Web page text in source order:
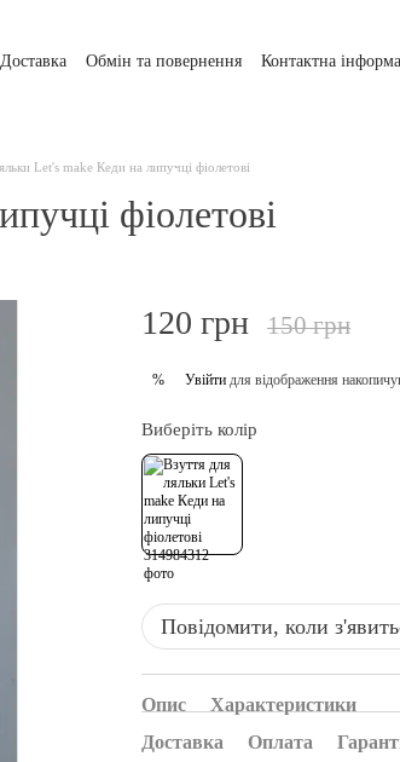
Доставка Обмін та повернення Контактна
Let's make Кеди на липучці фіолетові
фіолетові
120 грн 150 грн
% Увійти для відображення
Виберіть колір
Повідомити, коли
Опис
Характеристики
Доставка
Оплата